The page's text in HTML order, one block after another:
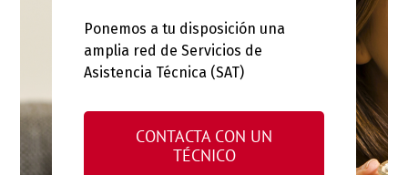
Ponemos a tu disposición una
amplia red de Servicios de
Asistencia Técnica (SAT)
CONTACTA CON UN
TÉCNICO